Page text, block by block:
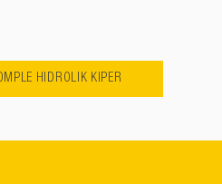
HİDROLİK KİPER